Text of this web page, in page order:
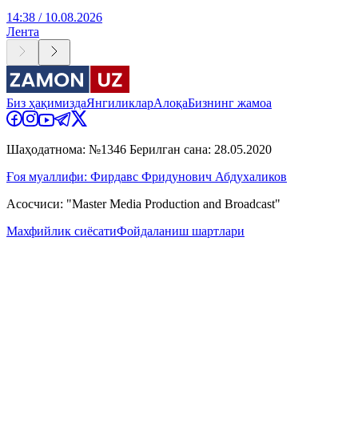
14:38 / 10.08.2026
Лента
Биз ҳақимиздаЯнгиликларАлоқаБизнинг жамоа
Шаҳодатнома: №1346 Берилган сана: 28.05.2020
Ғоя муаллифи: Фирдавс Фридунович Абдухаликов
Асосчиси: "Master Media Production and Broadcast"
Махфийлик сиёсатиФойдаланиш шартлари